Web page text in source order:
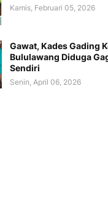
Kamis, Februari 05, 2026
Gawat, Kades Gading
Bululawang Diduga
Sendiri
Senin, April 06, 2026